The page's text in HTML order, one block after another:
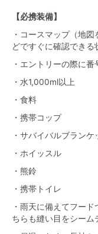
【必携装備】
・コースマップ（地
どですぐに確認できる
・エントリーの際に
・水1,000ml以上
・食料
・携帯コップ
・サバイバルブラン
・ホイッスル
・熊鈴
・携帯トイレ
・雨天に備えてフー
ちらも縫い目をシーム